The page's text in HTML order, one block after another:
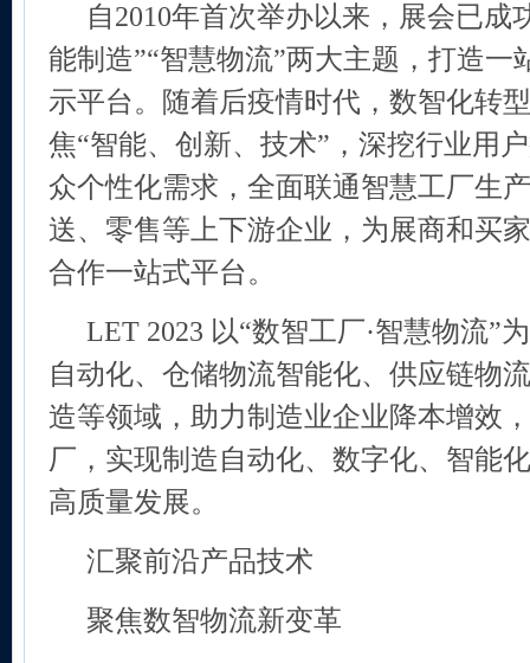
自2010年首次举办以来，展会已成
能制造”“智慧物流”两大主题，打造一
示平台。随着后疫情时代，数智化转
焦“智能、创新、技术”，深挖行业用
众个性化需求，全面联通智慧工厂生
送、零售等上下游企业，为展商和买
合作一站式平台。
LET 2023 以“数智工厂·智慧物流”
自动化、仓储物流智能化、供应链物
造等领域，助力制造业企业降本增效
厂，实现制造自动化、数字化、智能
高质量发展。
汇聚前沿产品技术
聚焦数智物流新变革